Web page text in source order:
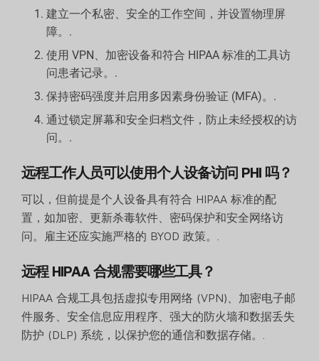
建立一个私密、安全的工作空间，并设置物理屏
障。.
使用 VPN、加密设备和符合 HIPAA 标准的工具访
问患者记录。.
保持密码强度并启用多因素身份验证 (MFA)。.
通过锁定屏幕和安全归档文件，防止未经授权的访
问。.
远程工作人员可以使用个人设备访问 PHI 吗？
可以，但前提是个人设备具有符合 HIPAA 标准的配
置，如加密、更新杀毒软件、密码保护和安全网络访
问。雇主还应实施严格的 BYOD 政策。.
远程 HIPAA 合规需要哪些工具？
HIPAA 合规工具包括虚拟专用网络 (VPN)、加密电子邮
件服务、安全信息应用程序、强大的防火墙和数据丢失
防护 (DLP) 系统，以保护您的通信和数据存储。.